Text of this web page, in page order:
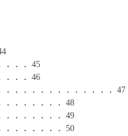
．．．45
．．．46
．．．．．．．．．．．．．47
．．．．．．．48
．．．．．．．49
．．．．．．．50